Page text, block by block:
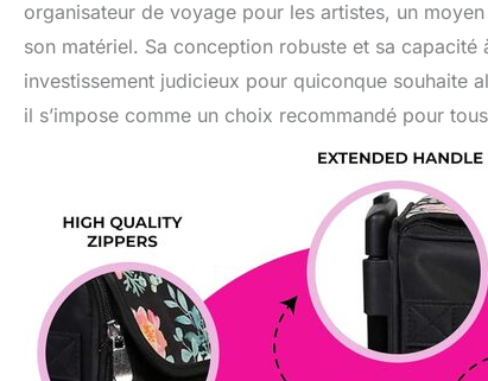
organisateur de voyage pour les artistes, un
son matériel. Sa conception robuste et sa
investissement judicieux pour quiconque souhaite
il s’impose comme un choix recommandé pour